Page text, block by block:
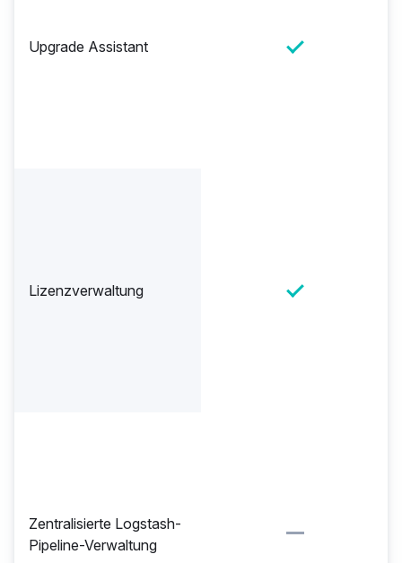
Upgrade Assistant
Lizenzverwaltung
Zentralisierte Logstash-
Pipeline-Verwaltung